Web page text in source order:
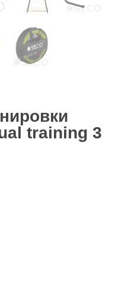
training 3